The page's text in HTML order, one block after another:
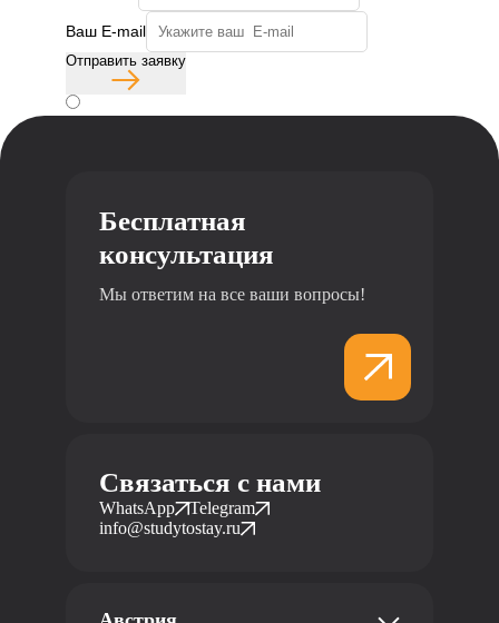
Ваш E-mail
Отправить заявку
Бесплатная
консультация
Мы ответим на все ваши вопросы!
Связаться с нами
WhatsApp
Telegram
info@studytostay.ru